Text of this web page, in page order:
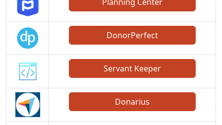
DonorPerfect
Servant Keeper
Donarius